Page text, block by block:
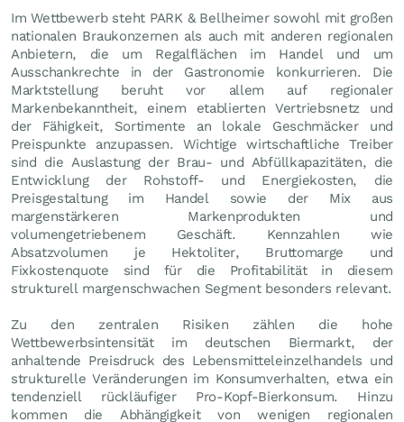
Im Wettbewerb steht PARK & Bellheimer sowohl mit großen
nationalen Braukonzernen als auch mit anderen regionalen
Anbietern, die um Regalflächen im Handel und um
Ausschankrechte in der Gastronomie konkurrieren. Die
Marktstellung beruht vor allem auf regionaler
Markenbekanntheit, einem etablierten Vertriebsnetz und
der Fähigkeit, Sortimente an lokale Geschmäcker und
Preispunkte anzupassen. Wichtige wirtschaftliche Treiber
sind die Auslastung der Brau- und Abfüllkapazitäten, die
Entwicklung der Rohstoff- und Energiekosten, die
Preisgestaltung im Handel sowie der Mix aus
margenstärkeren Markenprodukten und
volumengetriebenem Geschäft. Kennzahlen wie
Absatzvolumen je Hektoliter, Bruttomarge und
Fixkostenquote sind für die Profitabilität in diesem
strukturell margenschwachen Segment besonders relevant.
Zu den zentralen Risiken zählen die hohe
Wettbewerbsintensität im deutschen Biermarkt, der
anhaltende Preisdruck des Lebensmitteleinzelhandels und
strukturelle Veränderungen im Konsumverhalten, etwa ein
tendenziell rückläufiger Pro-Kopf-Bierkonsum. Hinzu
kommen die Abhängigkeit von wenigen regionalen